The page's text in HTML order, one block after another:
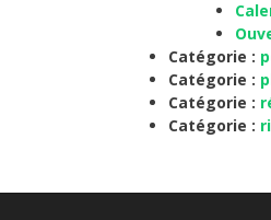
Catégorie :
Catégorie :
Catégorie :
Catégorie :